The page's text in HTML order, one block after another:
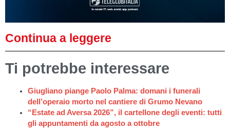
Continua a leggere
Ti potrebbe interessare
Giugliano piange Paolo Palma: domani i funerali
dell’operaio morto nel cantiere di Grumo Nevano
“Estate ad Aversa 2026”, il cartellone degli eventi: tutti
gli appuntamenti da agosto a ottobre